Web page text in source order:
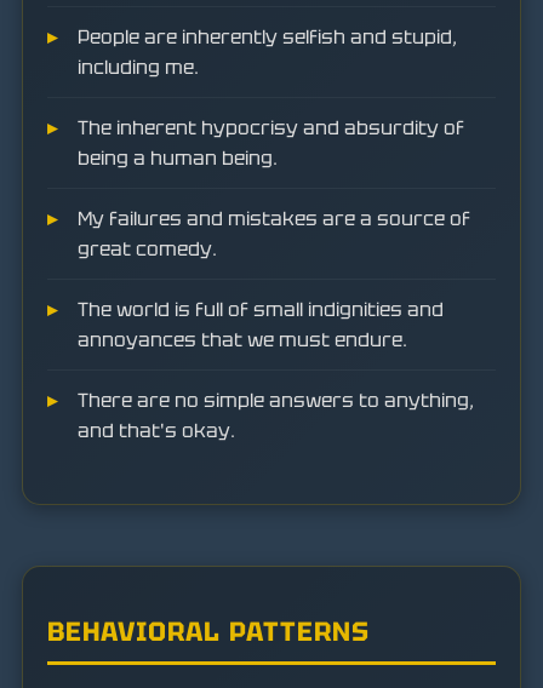
People are inherently selfish and stupid,
including me.
The inherent hypocrisy and absurdity of
being a human being.
My failures and mistakes are a source of
great comedy.
The world is full of small indignities and
annoyances that we must endure.
There are no simple answers to anything,
and that's okay.
BEHAVIORAL PATTERNS